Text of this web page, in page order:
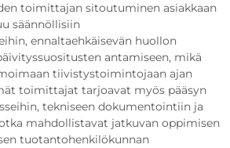
toimittajan sitoutuminen asiakkaan
säännöllisiin
ennaltaehkäisevän huollon
antamiseen, mikä
tiivistystoimintojaan ajan
toimittajat tarjoavat myös pääsyn
tekniseen dokumentointiin ja
mahdollistavat jatkuvan oppimisen
tuotantohenkilökunnan